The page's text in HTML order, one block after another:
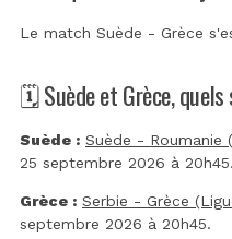
Le match Suède - Grèce
🗓️ Suède et Grèce,
Suède : Suède - Roumanie
25 septembre 2026 à 20h45.
Grèce : Serbie - Grèce
septembre 2026 à 20h45.